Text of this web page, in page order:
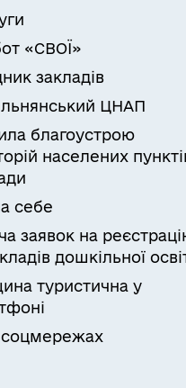
«СВОЇ»
закладів
ЦНАП
благоустрою
населених
себе
заявок на
дошкільної
туристична у